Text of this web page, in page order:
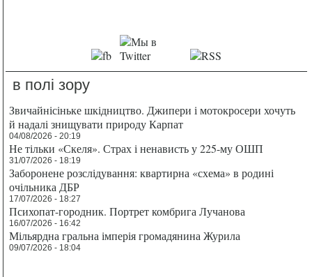
в полі зору
Звичайнісіньке шкідництво. Джипери і мотокросери хочуть
й надалі знищувати природу Карпат
04/08/2026 - 20:19
Не тільки «Скеля». Страх і ненависть у 225-му ОШП
31/07/2026 - 18:19
Заборонене розслідування: квартирна «схема» в родині
очільника ДБР
17/07/2026 - 18:27
Психопат-городник. Портрет комбрига Лучанова
16/07/2026 - 16:42
Мільярдна гральна імперія громадянина Журила
09/07/2026 - 18:04